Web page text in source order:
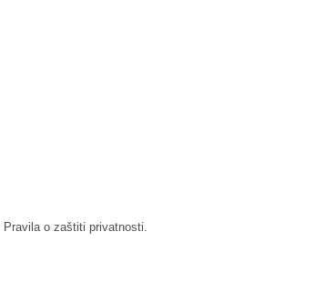
Pravila o zaštiti privatnosti.